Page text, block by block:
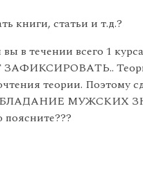
книги, статьи и т.д.?
в течении всего 1
теории. Поэтому
МУЖСКИХ